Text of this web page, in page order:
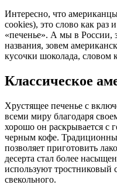
Интересно, что
cookies), это слово как раз
«печенье». А мы в России,
названия, зовем
кусочки шоколада, словом
Классическое
Хрустящее печенье с
всеми миру благодаря
хорошо он раскрывается с
черным кофе.
позволяет приготовить
десерта стал более
используют тростниковый
свекольного.